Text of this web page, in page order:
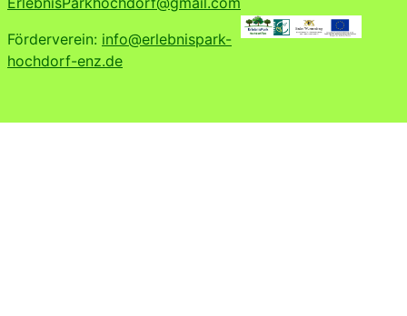
Förderverein: info@erlebnispark-
hochdorf-enz.de